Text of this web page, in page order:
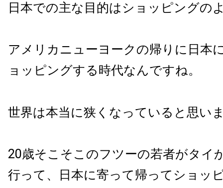
日本での主な目的はショッピングの
アメリカニューヨークの帰りに日本
ョッピングする時代なんですね。
世界は本当に狭くなっていると思い
20歳そこそこのフツーの若者がタイ
行って、日本に寄って帰ってショッ